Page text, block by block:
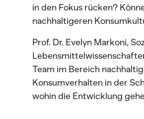
in den Fokus rücken?
nachhaltigeren
Prof. Dr. Evelyn Markoni,
Team im Bereich
Konsumverhalten in der
wohin die Entwicklung